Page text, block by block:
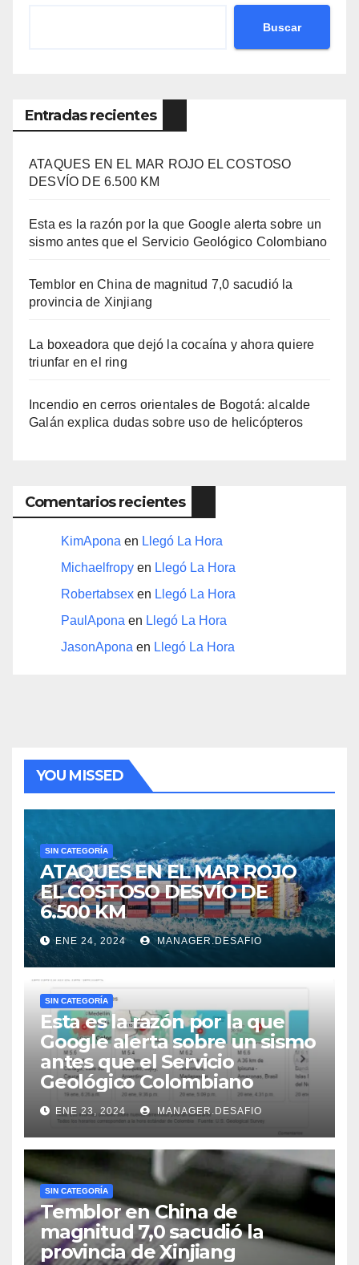
Buscar
Entradas recientes
ATAQUES EN EL MAR ROJO EL COSTOSO
DESVÍO DE 6.500 KM
Esta es la razón por la que Google alerta sobre un
sismo antes que el Servicio Geológico Colombiano
Temblor en China de magnitud 7,0 sacudió la
provincia de Xinjiang
La boxeadora que dejó la cocaína y ahora quiere
triunfar en el ring​
Incendio en cerros orientales de Bogotá: alcalde
Galán explica dudas sobre uso de helicópteros
Comentarios recientes
KimApona en Llegó La Hora
Michaelfropy en Llegó La Hora
Robertabsex en Llegó La Hora
PaulApona en Llegó La Hora
JasonApona en Llegó La Hora
YOU MISSED
SIN CATEGORÍA
ATAQUES EN EL MAR ROJO
EL COSTOSO DESVÍO DE
6.500 KM
ENE 24, 2024 MANAGER.DESAFIO
SIN CATEGORÍA
Esta es la razón por la que
Google alerta sobre un sismo
antes que el Servicio
Geológico Colombiano
ENE 23, 2024 MANAGER.DESAFIO
SIN CATEGORÍA
Temblor en China de
magnitud 7,0 sacudió la
provincia de Xinjiang